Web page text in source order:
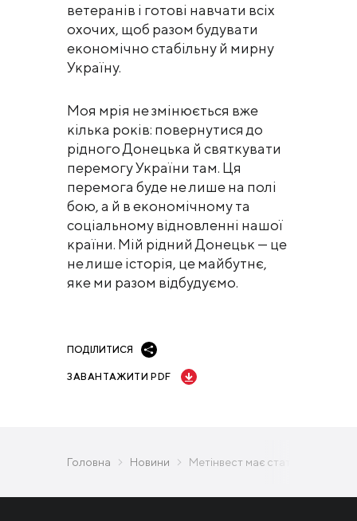
ветеранів і готові навчати всіх
охочих, щоб разом будувати
економічно стабільну й мирну
Україну.
Моя мрія не змінюється вже
кілька років: повернутися до
рідного Донецька й святкувати
перемогу України там. Ця
перемога буде не лише на полі
бою, а й в економічному та
соціальному відновленні нашої
країни. Мій рідний Донецьк — це
не лише історія, це майбутнє,
яке ми разом відбудуємо.
ПОДІЛИТИСЯ
ЗАВАНТАЖИТИ PDF
Головна Новини Метінвест має стати не лише